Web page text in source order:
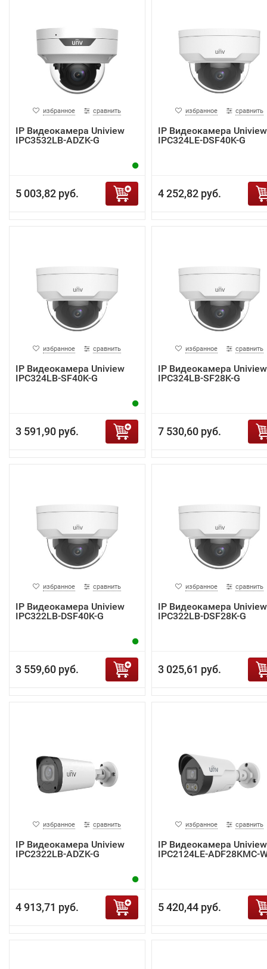
избранное сравнить
IP Видеокамера Uniview
IPC3532LB-ADZK-G
5 003,82 руб.
избранное сравнить
IP Видеокамера Uniview
IPC324LE-DSF40K-G
4 252,82 руб.
избранное сравнить
IP Видеокамера Uniview
IPC324LB-SF40K-G
3 591,90 руб.
избранное сравнить
IP Видеокамера Uniview
IPC324LB-SF28K-G
7 530,60 руб.
избранное сравнить
IP Видеокамера Uniview
IPC322LB-DSF40K-G
3 559,60 руб.
избранное сравнить
IP Видеокамера Uniview
IPC322LB-DSF28K-G
3 025,61 руб.
избранное сравнить
IP Видеокамера Uniview
IPC2322LB-ADZK-G
4 913,71 руб.
избранное сравнить
IP Видеокамера Uniview
IPC2124LE-ADF28KMC-
5 420,44 руб.